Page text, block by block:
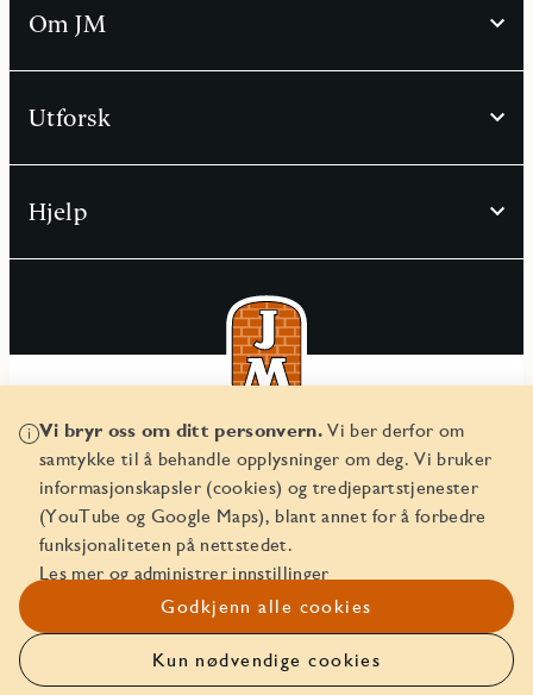
Vi bryr oss om ditt personvern.Vi ber derfor om
samtykke til å behandle opplysninger om deg. Vi bruker
informasjonskapsler (cookies) og tredjepartstjenester
(YouTube og Google Maps), blant annet for å forbedre
funksjonaliteten på nettstedet.
Les mer og administrer innstillinger
Godkjenn alle cookies
Kun nødvendige cookies
Om JM
Utforsk
Hjelp
© JM Norge AS 2026
Organisasjonsnummer 829 350 122